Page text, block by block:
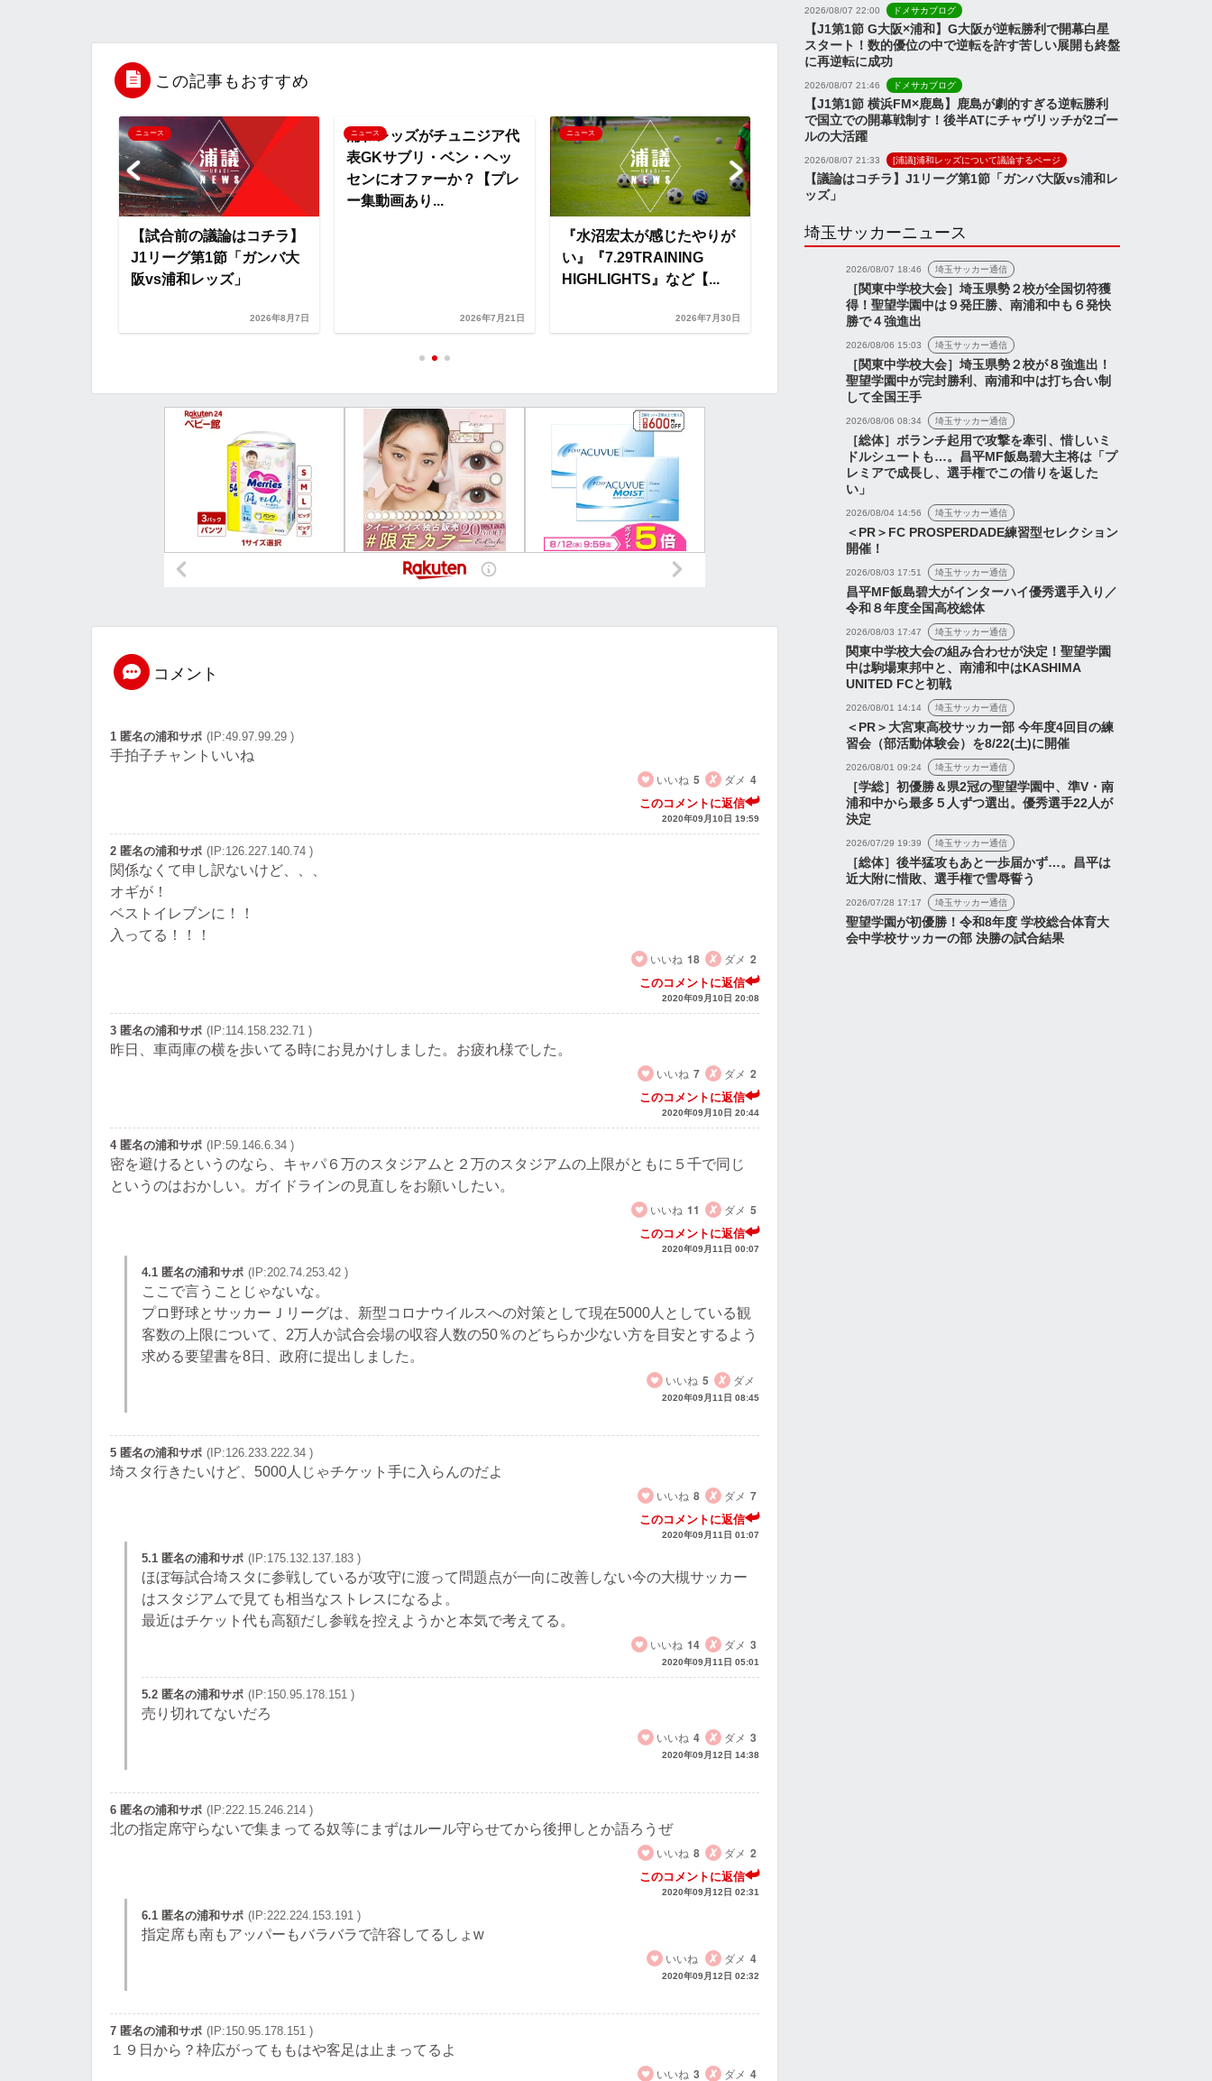
b
o
o
k
t
e
r
n
a o
n
k
この記事もおすすめ
ニュース
【試合前の議論はコチラ】
J1リーグ第1節「ガンバ大
阪vs浦和レッズ」
2026年8月7日
ニュース
浦和レッズがチュニジア代
表GKサブリ・ベン・ヘッ
センにオファーか？【プレ
ー集動画あり...
2026年7月21日
ニュース
『水沼宏太が感じたやりが
い』『7.29TRAINING
HIGHLIGHTS』など【...
2026年7月30日
ニュース
【試合前の議論はコチラ】
J1リーグ第1節「ガンバ大
阪vs浦和レッズ」
2026年8月7日
表GKサブリ・ベン・ヘッ
センにオファーか？【プレ
コメント
1 匿名の浦和サポ (IP:49.97.99.29 )
手拍子チャントいいね
いいね 5 ダメ 4
このコメントに返信
2020年09月10日 19:59
2 匿名の浦和サポ (IP:126.227.140.74 )
関係なくて申し訳ないけど、、、
オギが！
ベストイレブンに！！
入ってる！！！
いいね 18 ダメ 2
このコメントに返信
2020年09月10日 20:08
3 匿名の浦和サポ (IP:114.158.232.71 )
昨日、車両庫の横を歩いてる時にお見かけしました。お疲れ様でした。
いいね 7 ダメ 2
このコメントに返信
2020年09月10日 20:44
4 匿名の浦和サポ (IP:59.146.6.34 )
密を避けるというのなら、キャパ６万のスタジアムと２万のスタジアムの上限がともに５千で同じ
というのはおかしい。ガイドラインの見直しをお願いしたい。
いいね 11 ダメ 5
このコメントに返信
2020年09月11日 00:07
4.1 匿名の浦和サポ (IP:202.74.253.42 )
ここで言うことじゃないな。
プロ野球とサッカーＪリーグは、新型コロナウイルスへの対策として現在5000人としている観
客数の上限について、2万人か試合会場の収容人数の50％のどちらか少ない方を目安とするよう
求める要望書を8日、政府に提出しました。
いいね 5 ダメ
2020年09月11日 08:45
5 匿名の浦和サポ (IP:126.233.222.34 )
埼スタ行きたいけど、5000人じゃチケット手に入らんのだよ
いいね 8 ダメ 7
このコメントに返信
2020年09月11日 01:07
5.1 匿名の浦和サポ (IP:175.132.137.183 )
ほぼ毎試合埼スタに参戦しているが攻守に渡って問題点が一向に改善しない今の大槻サッカー
はスタジアムで見ても相当なストレスになるよ。
最近はチケット代も高額だし参戦を控えようかと本気で考えてる。
いいね 14 ダメ 3
2020年09月11日 05:01
5.2 匿名の浦和サポ (IP:150.95.178.151 )
売り切れてないだろ
いいね 4 ダメ 3
2020年09月12日 14:38
6 匿名の浦和サポ (IP:222.15.246.214 )
北の指定席守らないで集まってる奴等にまずはルール守らせてから後押しとか語ろうぜ
いいね 8 ダメ 2
このコメントに返信
2020年09月12日 02:31
6.1 匿名の浦和サポ (IP:222.224.153.191 )
指定席も南もアッパーもバラバラで許容してるしょw
いいね
ダメ 4
2020年09月12日 02:32
7 匿名の浦和サポ (IP:150.95.178.151 )
１９日から？枠広がってももはや客足は止まってるよ
いいね 3 ダメ 4
2026/08/07 22:00 ドメサカブログ
【J1第1節 G大阪×浦和】G大阪が逆転勝利で開幕白星
スタート！数的優位の中で逆転を許す苦しい展開も終盤
に再逆転に成功
2026/08/07 21:46 ドメサカブログ
【J1第1節 横浜FM×鹿島】鹿島が劇的すぎる逆転勝利
で国立での開幕戦制す！後半ATにチャヴリッチが2ゴー
ルの大活躍
2026/08/07 21:33 [浦議]浦和レッズについて議論するページ
【議論はコチラ】J1リーグ第1節「ガンバ大阪vs浦和レ
ッズ」
埼玉サッカーニュース
2026/08/07 18:46 埼玉サッカー通信
［関東中学校大会］埼玉県勢２校が全国切符獲
得！聖望学園中は９発圧勝、南浦和中も６発快
勝で４強進出
2026/08/06 15:03 埼玉サッカー通信
［関東中学校大会］埼玉県勢２校が８強進出！
聖望学園中が完封勝利、南浦和中は打ち合い制
して全国王手
2026/08/06 08:34 埼玉サッカー通信
［総体］ボランチ起用で攻撃を牽引、惜しいミ
ドルシュートも…。昌平MF飯島碧大主将は「プ
レミアで成長し、選手権でこの借りを返した
い」
2026/08/04 14:56 埼玉サッカー通信
＜PR＞FC PROSPERDADE練習型セレクション
開催！
2026/08/03 17:51 埼玉サッカー通信
昌平MF飯島碧大がインターハイ優秀選手入り／
令和８年度全国高校総体
2026/08/03 17:47 埼玉サッカー通信
関東中学校大会の組み合わせが決定！聖望学園
中は駒場東邦中と、南浦和中はKASHIMA
UNITED FCと初戦
2026/08/01 14:14 埼玉サッカー通信
＜PR＞大宮東高校サッカー部 今年度4回目の練
習会（部活動体験会）を8/22(土)に開催
2026/08/01 09:24 埼玉サッカー通信
［学総］初優勝＆県2冠の聖望学園中、準V・南
浦和中から最多５人ずつ選出。優秀選手22人が
決定
2026/07/29 19:39 埼玉サッカー通信
［総体］後半猛攻もあと一歩届かず…。昌平は
近大附に惜敗、選手権で雪辱誓う
2026/07/28 17:17 埼玉サッカー通信
聖望学園が初優勝！令和8年度 学校総合体育大
会中学校サッカーの部 決勝の試合結果